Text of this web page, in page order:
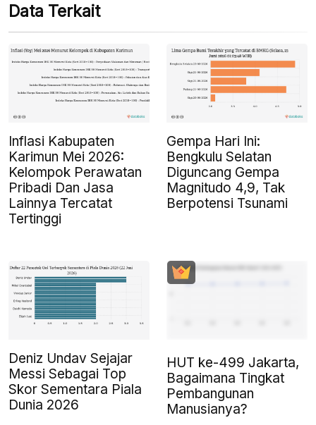
Data Terkait
Inflasi Kabupaten
Karimun Mei 2026:
Kelompok Perawatan
Pribadi Dan Jasa
Lainnya Tercatat
Tertinggi
Gempa Hari Ini:
Bengkulu Selatan
Diguncang Gempa
Magnitudo 4,9, Tak
Berpotensi Tsunami
Deniz Undav Sejajar
Messi Sebagai Top
Skor Sementara Piala
Dunia 2026
HUT ke-499 Jakarta,
Bagaimana Tingkat
Pembangunan
Manusianya?